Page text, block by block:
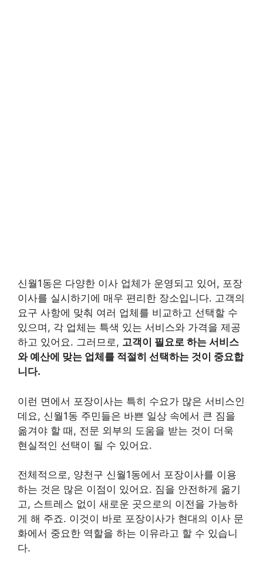
신월1동은 다양한 이사 업체가 운영되고 있어, 포장
이사를 실시하기에 매우 편리한 장소입니다. 고객의
요구 사항에 맞춰 여러 업체를 비교하고 선택할 수
있으며, 각 업체는 특색 있는 서비스와 가격을 제공
하고 있어요. 그러므로, 고객이 필요로 하는 서비스
와 예산에 맞는 업체를 적절히 선택하는 것이 중요합
니다.
이런 면에서 포장이사는 특히 수요가 많은 서비스인
데요, 신월1동 주민들은 바쁜 일상 속에서 큰 짐을
옮겨야 할 때, 전문 외부의 도움을 받는 것이 더욱
현실적인 선택이 될 수 있어요.
전체적으로, 양천구 신월1동에서 포장이사를 이용
하는 것은 많은 이점이 있어요. 짐을 안전하게 옮기
고, 스트레스 없이 새로운 곳으로의 이전을 가능하
게 해 주죠. 이것이 바로 포장이사가 현대의 이사 문
화에서 중요한 역할을 하는 이유라고 할 수 있습니
다.